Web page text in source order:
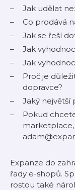
Jak udělat
Co prodává
Jak se řeší
Jak
Jak
Proč je
dopravce?
Jaký největší
Pokud
Expanze do
řady e-shopů.
rostou také